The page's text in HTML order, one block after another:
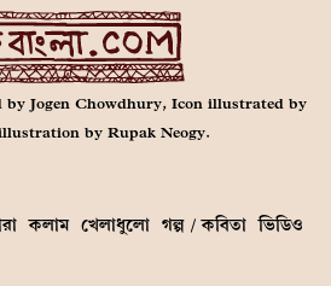
by Jogen Chowdhury, Icon illustrated by
by Rupak Neogy.
কলাম খেলাধুলো গল্প / কবিতা ভিডিও